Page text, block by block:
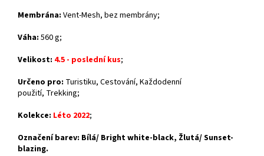
Membrána: Vent-Mesh, bez membrány;
Váha: 560 g;
Velikost: 4.5 - poslední kus;
Určeno pro: Turistiku, Cestování, Každodenní
použití, Trekking;
Kolekce: Léto 2022;
Označení barev: Bílá/ Bright white-black, Žlutá/ Sunset-
blazing.